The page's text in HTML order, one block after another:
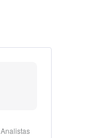
Analistas